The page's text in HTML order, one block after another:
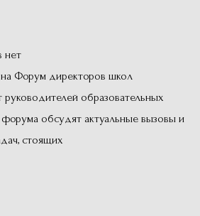
нет
на Форум директоров школ
образовательных
обсудят актуальные вызовы и
стоящих